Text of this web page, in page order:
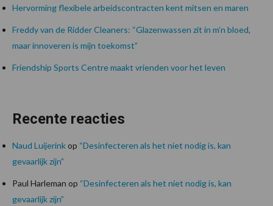
Hervorming flexibele arbeidscontracten kent mitsen en maren
Freddy van de Ridder Cleaners: “Glazenwassen zit in m’n bloed,
maar innoveren is mijn toekomst”
Friendship Sports Centre maakt vrienden voor het leven
Recente reacties
Naud Luijerinkop “Desinfecteren als het niet nodig is, kan
gevaarlijk zijn”
Paul Harleman op “Desinfecteren als het niet nodig is, kan
gevaarlijk zijn”